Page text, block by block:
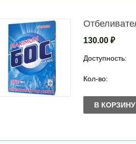
130.00 ₽
Доступность:
Кол-во:
В КОРЗИНУ